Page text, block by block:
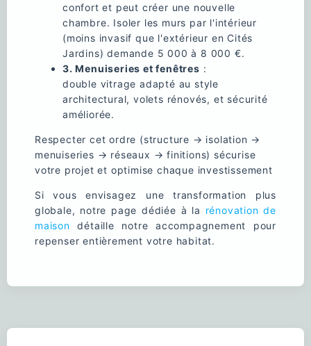
confort et peut créer une nouvelle
chambre. Isoler les murs par l'intérieur
(moins invasif que l'extérieur en Cités
Jardins) demande 5 000 à 8 000 €.
3. Menuiseries et fenêtres :
double vitrage adapté au style
architectural, volets rénovés, et sécurité
améliorée.
Respecter cet ordre (structure → isolation →
menuiseries → réseaux → finitions) sécurise
votre projet et optimise chaque investissement
Si vous envisagez une transformation plus
globale, notre page dédiée à la rénovation de
maison détaille notre accompagnement pour
repenser entièrement votre habitat.